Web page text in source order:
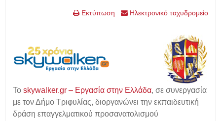
Εκτύπωση Ηλεκτρονικό ταχυδρομείο
Το skywalker.gr – Εργασία στην Ελλάδα, σε συνεργασία
με τον Δήμο Τριφυλίας, διοργανώνει την εκπαιδευτική
δράση επαγγελματικού προσανατολισμού